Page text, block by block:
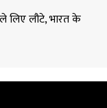
लिए लौटे, भारत के